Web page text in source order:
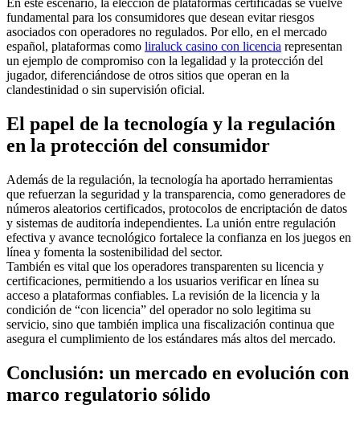
En este escenario, la elección de plataformas certificadas se vuelve
fundamental para los consumidores que desean evitar riesgos
asociados con operadores no regulados. Por ello, en el mercado
español, plataformas como liraluck casino con licencia representan
un ejemplo de compromiso con la legalidad y la protección del
jugador, diferenciándose de otros sitios que operan en la
clandestinidad o sin supervisión oficial.
El papel de la tecnología y la regulación
en la protección del consumidor
Además de la regulación, la tecnología ha aportado herramientas
que refuerzan la seguridad y la transparencia, como generadores de
números aleatorios certificados, protocolos de encriptación de datos
y sistemas de auditoría independientes. La unión entre regulación
efectiva y avance tecnológico fortalece la confianza en los juegos en
línea y fomenta la sostenibilidad del sector.
También es vital que los operadores transparenten su licencia y
certificaciones, permitiendo a los usuarios verificar en línea su
acceso a plataformas confiables. La revisión de la licencia y la
condición de “con licencia” del operador no solo legitima su
servicio, sino que también implica una fiscalización continua que
asegura el cumplimiento de los estándares más altos del mercado.
Conclusión: un mercado en evolución con
marco regulatorio sólido